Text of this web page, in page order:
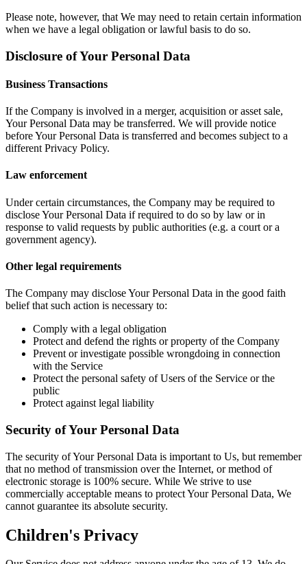
Please note, however, that We may need to retain certain information
when we have a legal obligation or lawful basis to do so.
Disclosure of Your Personal Data
Business Transactions
If the Company is involved in a merger, acquisition or asset sale,
Your Personal Data may be transferred. We will provide notice
before Your Personal Data is transferred and becomes subject to a
different Privacy Policy.
Law enforcement
Under certain circumstances, the Company may be required to
disclose Your Personal Data if required to do so by law or in
response to valid requests by public authorities (e.g. a court or a
government agency).
Other legal requirements
The Company may disclose Your Personal Data in the good faith
belief that such action is necessary to:
Comply with a legal obligation
Protect and defend the rights or property of the Company
Prevent or investigate possible wrongdoing in connection
with the Service
Protect the personal safety of Users of the Service or the
public
Protect against legal liability
Security of Your Personal Data
The security of Your Personal Data is important to Us, but remember
that no method of transmission over the Internet, or method of
electronic storage is 100% secure. While We strive to use
commercially acceptable means to protect Your Personal Data, We
cannot guarantee its absolute security.
Children's Privacy